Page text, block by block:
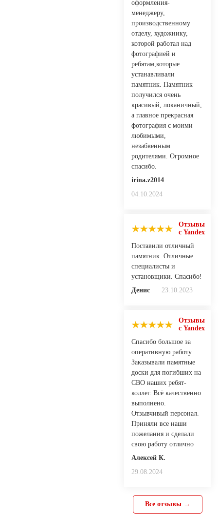
оформления-
менеджеру,
производственному
отделу, художнику,
которой работал над
фотографией и
ребятам,которые
устанавливали
памятник. Памятник
получился очень
красивый, локаничный,
а главное прекрасная
фотография с моими
любимыми,
незабвенным
родителями. Огромное
спасибо.
irina.z2014
04.10.2024
Отзывы
с Yandex
Поставили отличный
памятник. Отличные
специалисты и
установщики. Спасибо!
Денис
23.10.2023
Отзывы
с Yandex
Спасибо большое за
оперативную работу.
Заказывали памятные
доски для погибших на
СВО наших ребят-
коллег. Всё качественно
выполнено.
Отзывчивый персонал.
Приняли все наши
пожелания и сделали
свою работу отлично
Алексей К.
29.08.2024
Все отзывы →